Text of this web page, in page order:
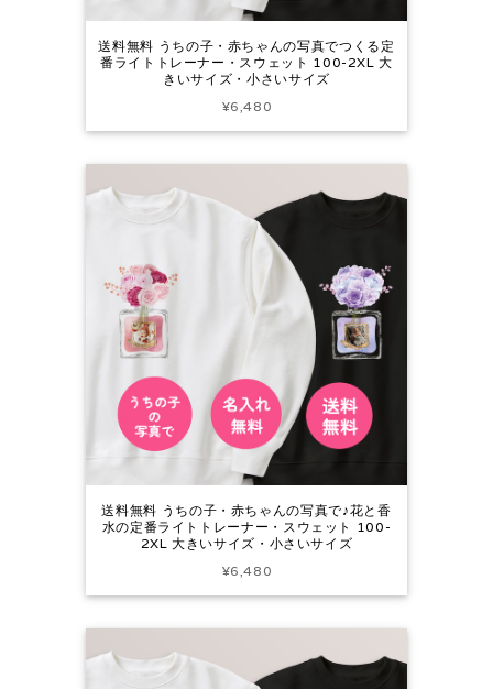
送料無料 うちの子・赤ちゃんの写真でつくる定
番ライトトレーナー・スウェット 100-2XL 大
きいサイズ・小さいサイズ
¥6,480
送料無料 うちの子・赤ちゃんの写真で♪花と香
水の定番ライトトレーナー・スウェット 100-
2XL 大きいサイズ・小さいサイズ
¥6,480